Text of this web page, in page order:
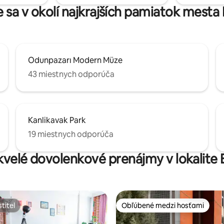
v okolí najkrajších pamiatok mesta
Odunpazarı Modern Müze
43 miestnych odporúča
Kanlikavak Park
19 miestnych odporúča
dovolenkové prenájmy v lokalite
Obľúbené medzi hosťami
Obľúbené medzi hosťami